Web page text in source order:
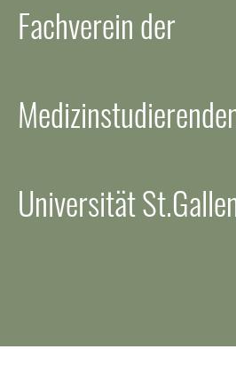
Fachverein der
Universität